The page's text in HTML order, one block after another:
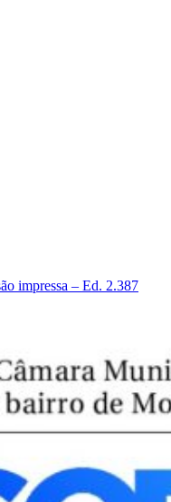
impressa – Ed. 2.387